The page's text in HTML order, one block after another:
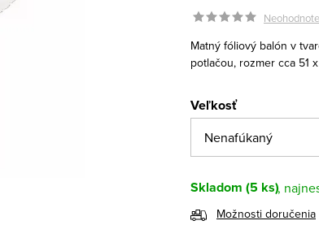
Matný fóliový balón v
potlačou, rozmer cca 51
Veľkosť
Skladom (5 ks)
Možnosti doručenia